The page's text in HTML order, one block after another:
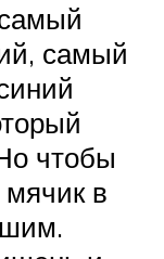
самый
чтобы
в